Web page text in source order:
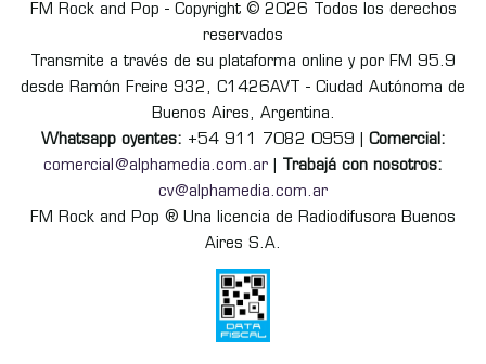
FM Rock and Pop - Copyright © 2026 Todos los derechos
reservados
Transmite a través de su plataforma online y por FM 95.9
desde Ramón Freire 932, C1426AVT - Ciudad Autónoma de
Buenos Aires, Argentina.
Whatsapp oyentes: +54 911 7082 0959 | Comercial:
comercial@alphamedia.com.ar
Trabajá con nosotros:
cv@alphamedia.com.ar
FM Rock and Pop ® Una licencia de Radiodifusora Buenos
Aires S.A.